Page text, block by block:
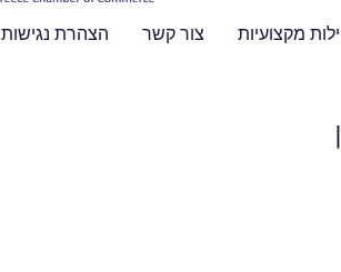
מקצועיות צור קשר הצהרת נגישות